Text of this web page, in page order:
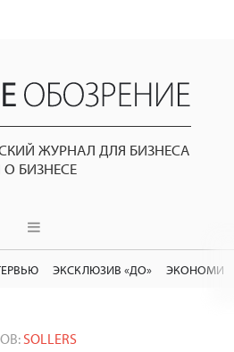
ЖУРНАЛ ДЛЯ БИЗНЕСА
О БИЗНЕСЕ
ЭКСКЛЮЗИВ «ДО»
SOLLERS